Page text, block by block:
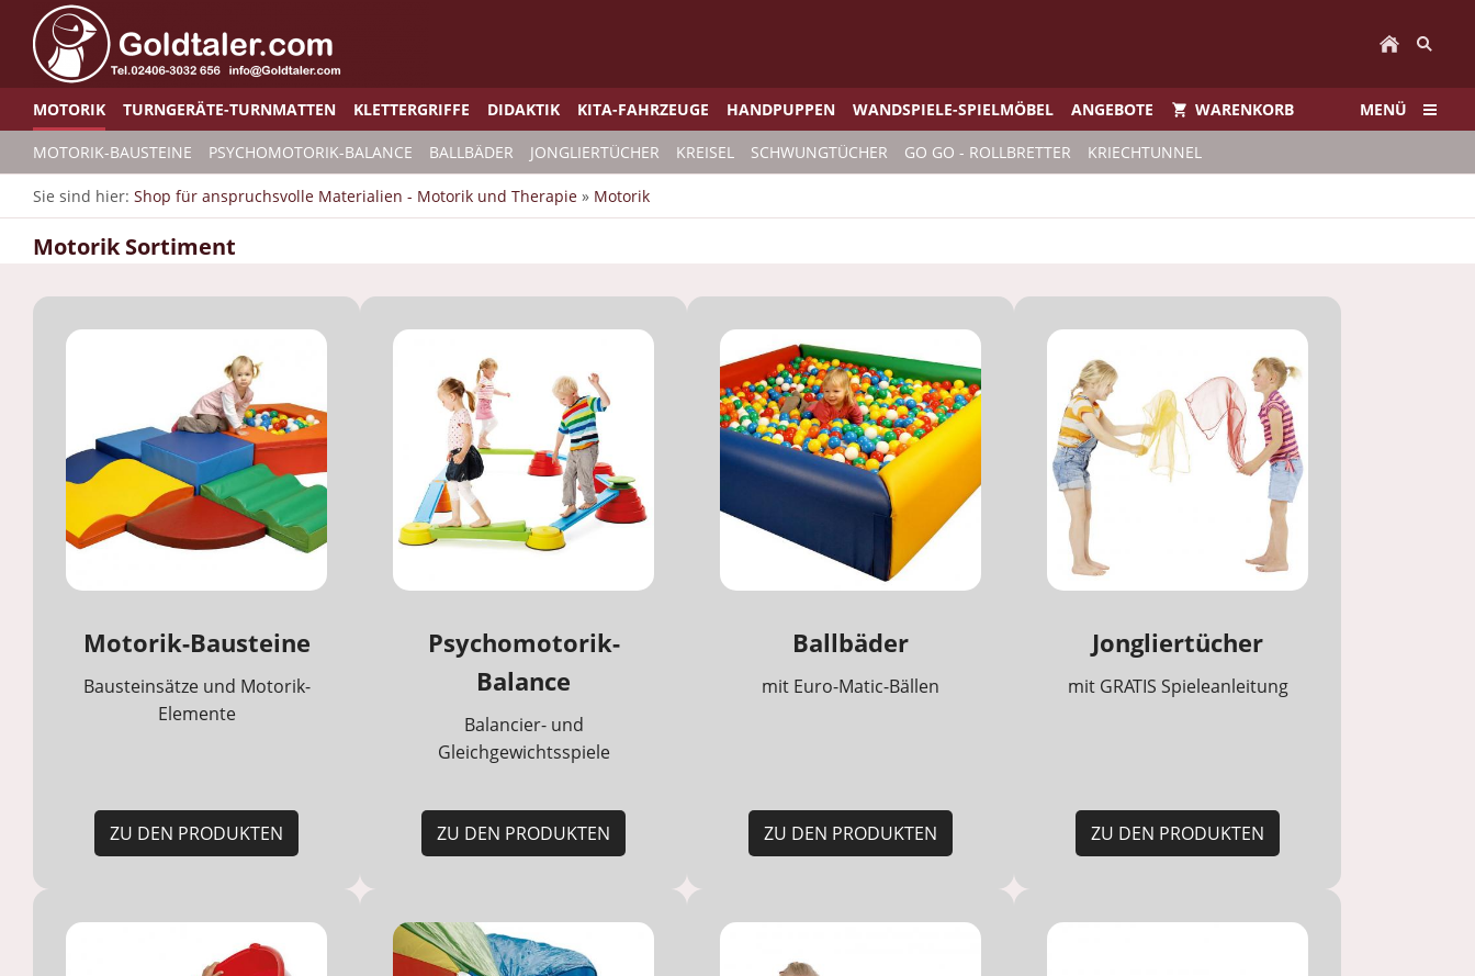
MOTORIK TURNGERÄTE-TURNMATTEN KLETTERGRIFFE DIDAKTIK KITA-FAHRZEUGE HANDPUPPEN WANDSPIELE-SPIELMÖBEL ANGEBOTE WARENKORB MENÜ
MOTORIK-BAUSTEINE PSYCHOMOTORIK-BALANCE BALLBÄDER JONGLIERTÜCHER KREISEL SCHWUNGTÜCHER GO GO - ROLLBRETTER KRIECHTUNNEL
Sie sind hier: Shop für anspruchsvolle Materialien - Motorik und Therapie » Motorik
Motorik Sortiment
Motorik-Bausteine
Bausteinsätze und Motorik-
Elemente
ZU DEN PRODUKTEN
Psychomotorik-
Balance
Balancier- und
Gleichgewichtsspiele
ZU DEN PRODUKTEN
Ballbäder
mit Euro-Matic-Bällen
ZU DEN PRODUKTEN
Jongliertücher
mit GRATIS Spieleanleitung
ZU DEN PRODUKTEN